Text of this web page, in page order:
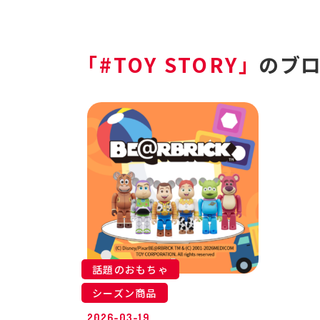
「#TOY STORY」 のブ
話題のおもちゃ
シーズン商品
2026-03-19